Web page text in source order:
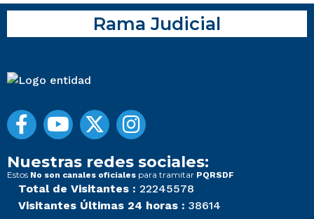
Rama Judicial
Nuestras redes sociales:
Estos No son canales oficiales para tramitar PQRSDF
Total de Visitantes : 22245578
Visitantes Últimas 24 horas : 38614